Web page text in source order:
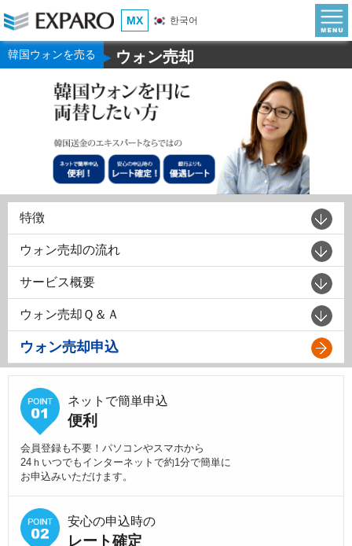
MX 한국어
韓国ウォンを売る ▶ウォン売却
特徴
ウォン売却の流れ
サービス概要
ウォン売却Ｑ＆Ａ
ウォン売却申込
ネットで簡単申込
便利
会員登録も不要！パソコンやスマホから
24ｈいつでもインターネットで約1分で簡単に
お申込みいただけます。
安心の申込時の
レート確定